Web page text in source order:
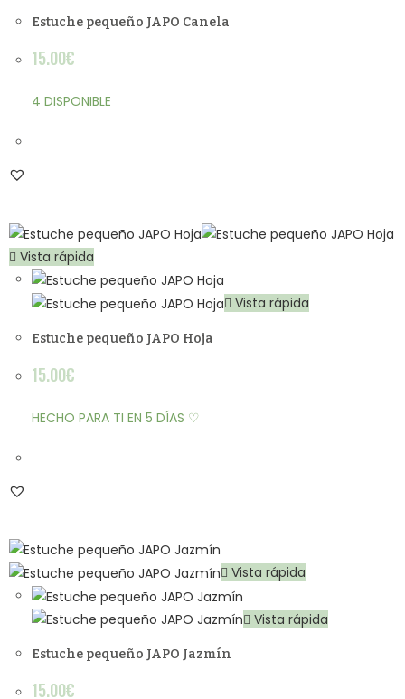
Estuche pequeño JAPO Canela
15.00€
4 DISPONIBLE
Vista rápida
Vista rápida
Estuche pequeño JAPO Hoja
15.00€
HECHO PARA TI EN 5 DÍAS ♡
Vista rápida
Vista rápida
Estuche pequeño JAPO Jazmín
15.00€